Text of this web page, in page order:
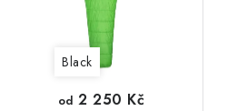
Black
od 2 250 Kč